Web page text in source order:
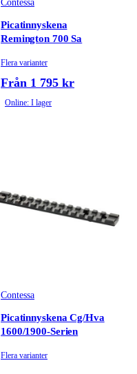
Contessa
Picatinnyskena
Remington 700 Sa
Flera varianter
Från 1 795 kr
Online: I lager
Contessa
Picatinnyskena Cg/Hva
1600/1900-Serien
Flera varianter